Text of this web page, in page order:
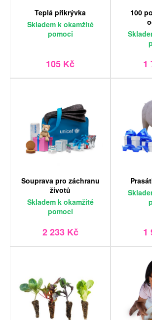
Teplá přikrývka
Skladem k okamžité
pomoci
105 Kč
100
1
Souprava pro záchranu
životů
Skladem k okamžité
pomoci
2 233 Kč 1